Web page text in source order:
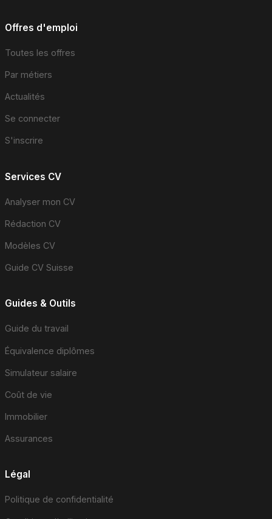
Offres d'emploi
Toutes les offres
Par métiers
Actualités
Se connecter
S'inscrire
Services CV
Analyser mon CV
Rédaction CV
Modèles CV
Guide CV Suisse
Guides & Outils
Guide du travail
Équivalence diplômes
Simulateur salaire
Coût de vie
Immobilier
Assurances
Légal
Politique de confidentialité